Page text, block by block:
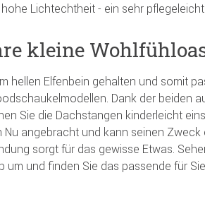
Lichtechtheit - ein sehr
kleine
hellen Elfenbein gehalten und somit
Dank der beiden
Sie die Dachstangen kinderleicht
angebracht und kann seinen Zweck
sorgt für das gewisse Etwas.
um und finden Sie das passende für Sie.